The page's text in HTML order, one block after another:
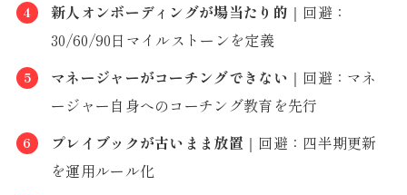
新人オンボーディングが場当たり的 ｜回避：
30/60/90日マイルストーンを定義
マネージャーがコーチングできない ｜回避：マネ
ージャー自身へのコーチング教育を先行
プレイブックが古いまま放置 ｜回避：四半期更新
を運用ルール化